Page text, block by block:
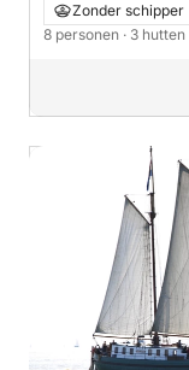
Zonder schipper
8 personen · 3 hutten